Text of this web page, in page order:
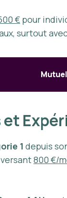
€ pour
surtout
1 depuis
800 €/